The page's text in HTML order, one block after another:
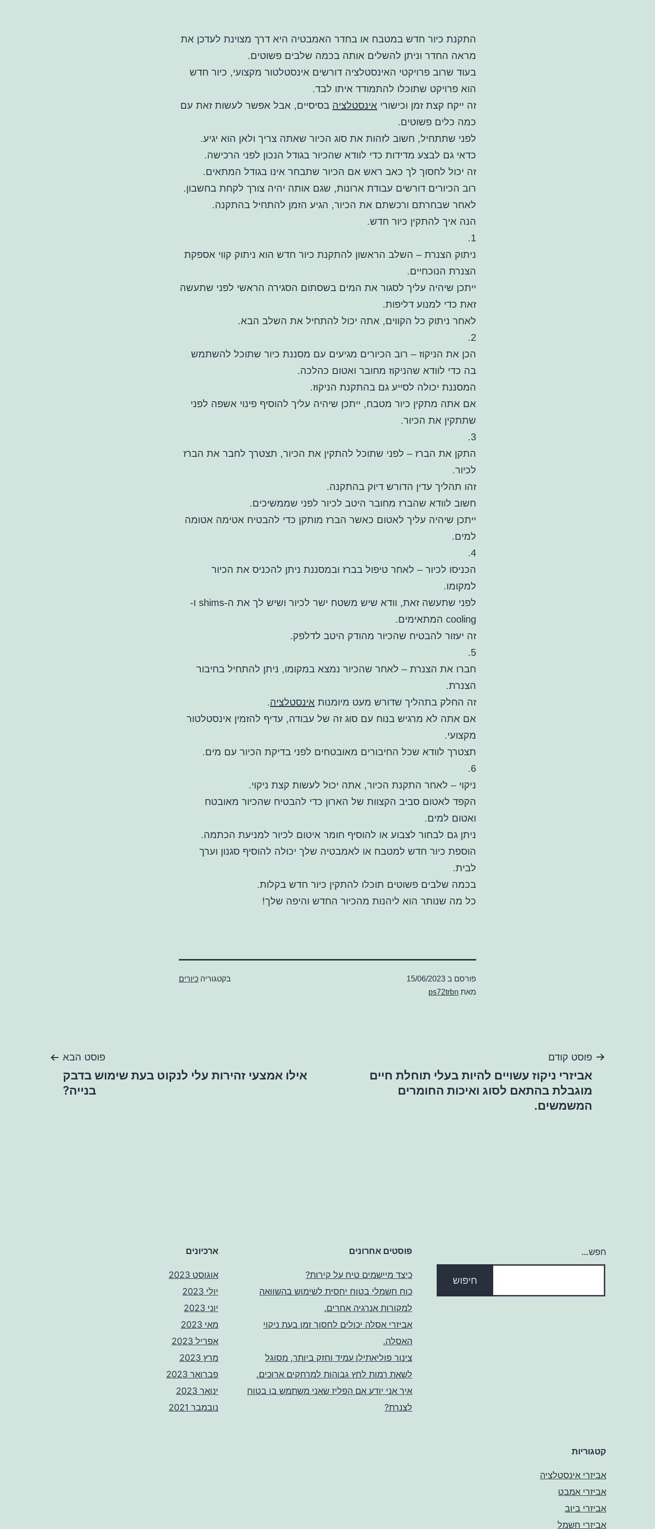
התקנת כיור חדש במטבח או בחדר האמבטיה היא דרך מצוינת לעדכן את
מראה החדר וניתן להשלים אותה בכמה שלבים פשוטים.
בעוד שרוב פרויקטי האינסטלציה דורשים אינסטלטור מקצועי, כיור חדש
הוא פרויקט שתוכלו להתמודד איתו לבד.
זה ייקח קצת זמן וכישורי אינסטלציה בסיסיים, אבל אפשר לעשות זאת עם
כמה כלים פשוטים.
לפני שתתחיל, חשוב לזהות את סוג הכיור שאתה צריך ולאן הוא יגיע.
כדאי גם לבצע מדידות כדי לוודא שהכיור בגודל הנכון לפני הרכישה.
זה יכול לחסוך לך כאב ראש אם הכיור שתבחר אינו בגודל המתאים.
רוב הכיורים דורשים עבודת ארונות, שגם אותה יהיה צורך לקחת בחשבון.
לאחר שבחרתם ורכשתם את הכיור, הגיע הזמן להתחיל בהתקנה.
הנה איך להתקין כיור חדש.
1.
ניתוק הצנרת – השלב הראשון להתקנת כיור חדש הוא ניתוק קווי אספקת
הצנרת הנוכחיים.
ייתכן שיהיה עליך לסגור את המים בשסתום הסגירה הראשי לפני שתעשה
זאת כדי למנוע דליפות.
לאחר ניתוק כל הקווים, אתה יכול להתחיל את השלב הבא.
2.
הכן את הניקוז – רוב הכיורים מגיעים עם מסננת כיור שתוכל להשתמש
בה כדי לוודא שהניקוז מחובר ואטום כהלכה.
המסננת יכולה לסייע גם בהתקנת הניקוז.
אם אתה מתקין כיור מטבח, ייתכן שיהיה עליך להוסיף פינוי אשפה לפני
שתתקין את הכיור.
3.
התקן את הברז – לפני שתוכל להתקין את הכיור, תצטרך לחבר את הברז
לכיור.
זהו תהליך עדין הדורש דיוק בהתקנה.
חשוב לוודא שהברז מחובר היטב לכיור לפני שממשיכים.
ייתכן שיהיה עליך לאטום כאשר הברז מותקן כדי להבטיח אטימה אטומה
למים.
4.
הכניסו לכיור – לאחר טיפול בברז ובמסננת ניתן להכניס את הכיור
למקומו.
לפני שתעשה זאת, וודא שיש משטח ישר לכיור ושיש לך את ה-shims ו-
cooling המתאימים.
זה יעזור להבטיח שהכיור מהודק היטב לדלפק.
5.
חברו את הצנרת – לאחר שהכיור נמצא במקומו, ניתן להתחיל בחיבור
הצנרת.
זה החלק בתהליך שדורש מעט מיומנות אינסטלציה.
אם אתה לא מרגיש בנוח עם סוג זה של עבודה, עדיף להזמין אינסטלטור
מקצועי.
תצטרך לוודא שכל החיבורים מאובטחים לפני בדיקת הכיור עם מים.
6.
ניקוי – לאחר התקנת הכיור, אתה יכול לעשות קצת ניקוי.
הקפד לאטום סביב הקצוות של הארון כדי להבטיח שהכיור מאובטח
ואטום למים.
ניתן גם לבחור לצבוע או להוסיף חומר איטום לכיור למניעת הכתמה.
הוספת כיור חדש למטבח או לאמבטיה שלך יכולה להוסיף סגנון וערך
לבית.
בכמה שלבים פשוטים תוכלו להתקין כיור חדש בקלות.
כל מה שנותר הוא ליהנות מהכיור החדש והיפה שלך!
פורסם ב 15/06/2023
מאת ps72trbn
בקטגוריה כיורים
ניווט
פוסט קודם
אביזרי ניקוז עשויים להיות בעלי תוחלת חיים
מוגבלת בהתאם לסוג ואיכות החומרים
המשמשים.
פוסט הבא
אילו אמצעי זהירות עלי לנקוט בעת שימוש בדבק
בנייה?
חפש… פוסטים אחרונים
כיצד מיישמים טיח על קירות?
כוח חשמלי בטוח יחסית לשימוש בהשוואה
למקורות אנרגיה אחרים.
אביזרי אסלה יכולים לחסוך זמן בעת ניקוי
האסלה.
צינור פוליאתילן עמיד וחזק ביותר, מסוגל
לשאת רמות לחץ גבוהות למרחקים ארוכים.
איך אני יודע אם הפליז שאני משתמש בו בטוח
לצנרת?
ארכיונים
אוגוסט 2023
יולי 2023
יוני 2023
מאי 2023
אפריל 2023
מרץ 2023
פברואר 2023
ינואר 2023
נובמבר 2021
קטגוריות
אביזרי אינסטלציה
אביזרי אמבט
אביזרי ביוב
אביזרי חשמל